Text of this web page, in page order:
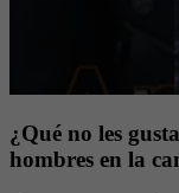
¿Qué no les
hombres en la